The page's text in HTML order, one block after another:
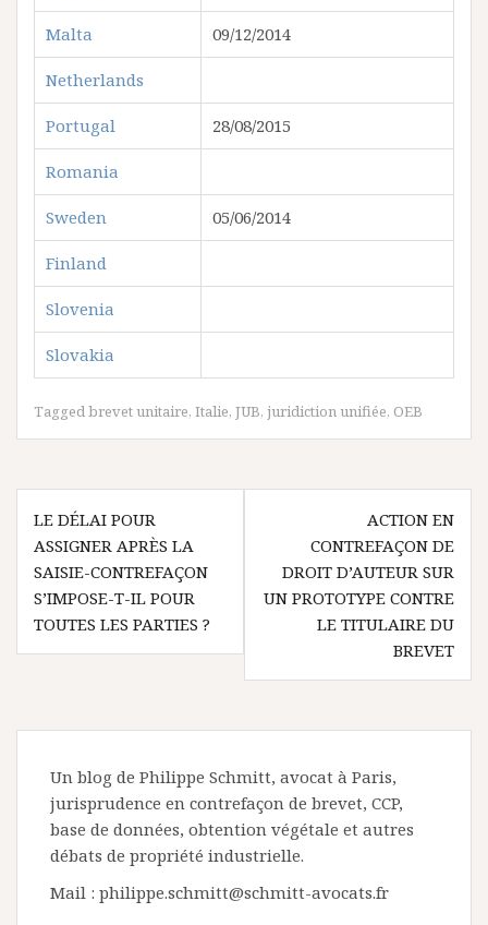
Malta 09/12/2014
Netherlands
Portugal 28/08/2015
Romania
Sweden 05/06/2014
Finland
Slovenia
Slovakia
Taggedbrevet unitaire, Italie, JUB, juridiction unifiée, OEB
Navigation
de
l’article
LE DÉLAI POUR
ASSIGNER APRÈS LA
SAISIE-CONTREFAÇON
S’IMPOSE-T-IL POUR
TOUTES LES PARTIES ?
ACTION EN
CONTREFAÇON DE
DROIT D’AUTEUR SUR
UN PROTOTYPE CONTRE
LE TITULAIRE DU
BREVET
Un blog de Philippe Schmitt, avocat à Paris,
jurisprudence en contrefaçon de brevet, CCP,
base de données, obtention végétale et autres
débats de propriété industrielle.
Mail : philippe.schmitt@schmitt-avocats.fr